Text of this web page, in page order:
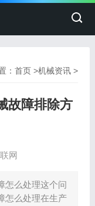
：首页 >机械资讯 >
故障排除方
网
怎么处理这个问
怎么处理在生产